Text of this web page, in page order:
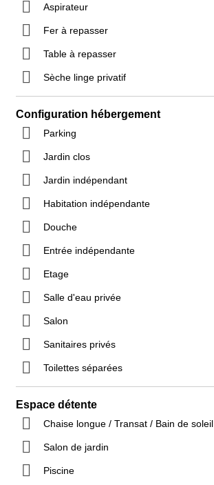
Aspirateur
Fer à repasser
Table à repasser
Sèche linge privatif
Configuration hébergement
Parking
Jardin clos
Jardin indépendant
Habitation indépendante
Douche
Entrée indépendante
Etage
Salle d'eau privée
Salon
Sanitaires privés
Toilettes séparées
Espace détente
Chaise longue / Transat / Bain de soleil
Salon de jardin
Piscine